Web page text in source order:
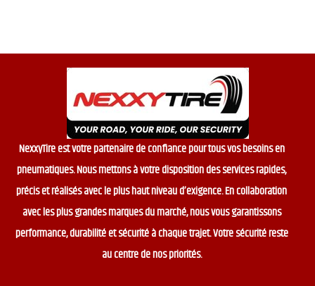
NexxyTire est votre partenaire de confiance pour tous vos besoins en
pneumatiques. Nous mettons à votre disposition des services rapides,
précis et réalisés avec le plus haut niveau d’exigence. En collaboration
avec les plus grandes marques du marché, nous vous garantissons
performance, durabilité et sécurité à chaque trajet. Votre sécurité reste
au centre de nos priorités.